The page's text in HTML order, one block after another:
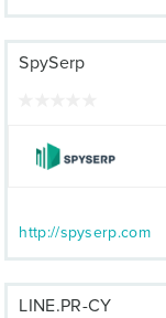
SpySerp
http://spyserp.com
LINE.PR-CY